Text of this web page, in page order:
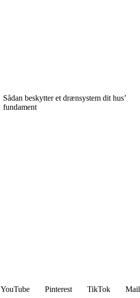
Sådan beskytter et drænsystem dit hus’
fundament
YouTube Pinterest TikTok Mail